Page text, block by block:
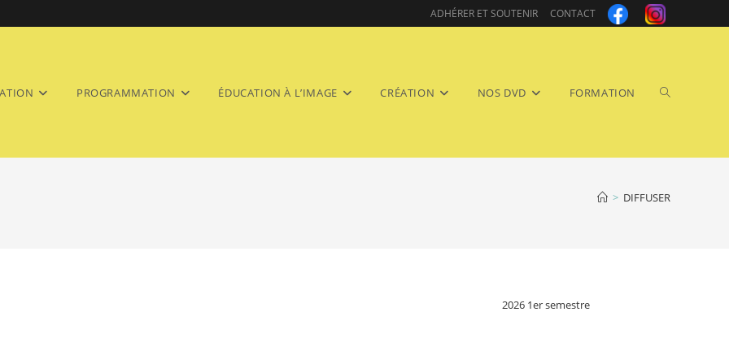
ADHÉRER ET SOUTENIR CONTACT
PROGRAMMATION ÉDUCATION À L’IMAGE CRÉATION NOS DVD FORMATION Toggle
> DIFFUSER
2026 1er semestre